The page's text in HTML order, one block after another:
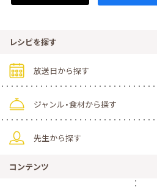
レシピを探す
放送日から探す
ジャンル・食材から探す
先生から探す
コンテンツ